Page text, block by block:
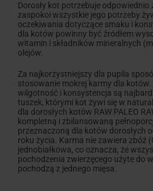
Dorosły kot potrzebuje
zaspokoi wszystkie jego potrzeby
oczekiwania dotyczące smaku i
dla kotów powinny być źródłem
witamin i składników mineralnych
olejów.
Za najkorzystniejszy dla pupila
stosowanie mokrej karmy dla
wilgotność i konsystencja są
tuszek, którymi kot żywi się w
dla dorosłych kotów RAW PALEO
kompletną i zbilansowaną
przeznaczoną dla kotów dorosłych
roku życia. Karma nie zawiera zbóż
jednobiałkowa, co oznacza, że
pochodzenia zwierzęcego użyte do
pochodzą z jednego mięsa.